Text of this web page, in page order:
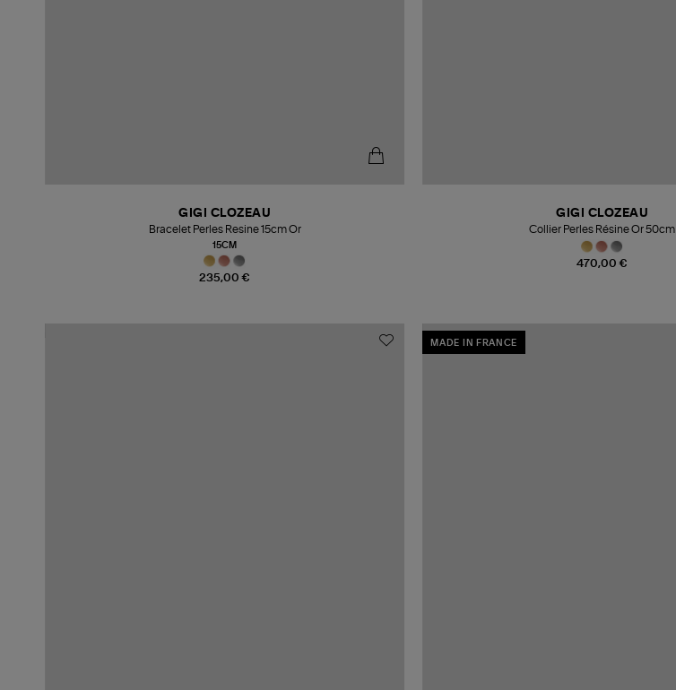
235,00 €
GIGI CLOZEAU
Bracelet Perles Resine 15cm Or
15CM
470,00 €
GIGI CLOZEAU
Collier Perles Résine Or 50cm
MADE IN FRANCE